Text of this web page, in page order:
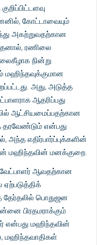
கோட்டாவையும்
அகற்றுவதற்கான
ரணிலை
நின்று
மஹிந்தவுக்குமான
அது, அடுத்த
ஆதரிப்பது
ஆட்சியமைப்பதற்கான
தரவேண்டும் என்பது
எதிர்பார்ப்புக்களின்
மஹிந்தவின் மனக்குறை.
வேட்பாளர் ஆவதற்கான
தேர்தலில் பொதுஜன
பிரதமராக்கும்
என்பது மஹிந்தவின்
மஹிந்தவாதிகள்